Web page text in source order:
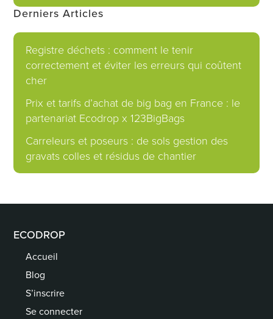
Derniers Articles
Registre déchets : comment le tenir
correctement et éviter les erreurs qui coûtent
cher
Prix et tarifs d’achat de big bag en France : le
partenariat Ecodrop x 123BigBags
Carreleurs et poseurs : de sols gestion des
gravats colles et résidus de chantier
ECODROP
Accueil
Blog
S’inscrire
Se connecter